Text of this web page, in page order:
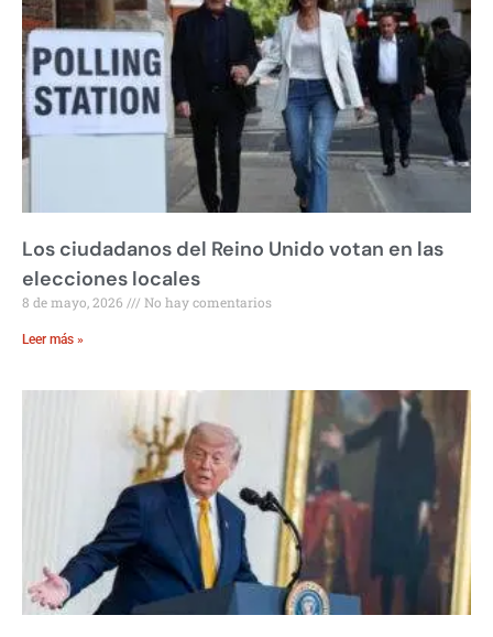
Los ciudadanos del Reino Unido votan en las
elecciones locales
8 de mayo, 2026 No hay comentarios
Leer más »